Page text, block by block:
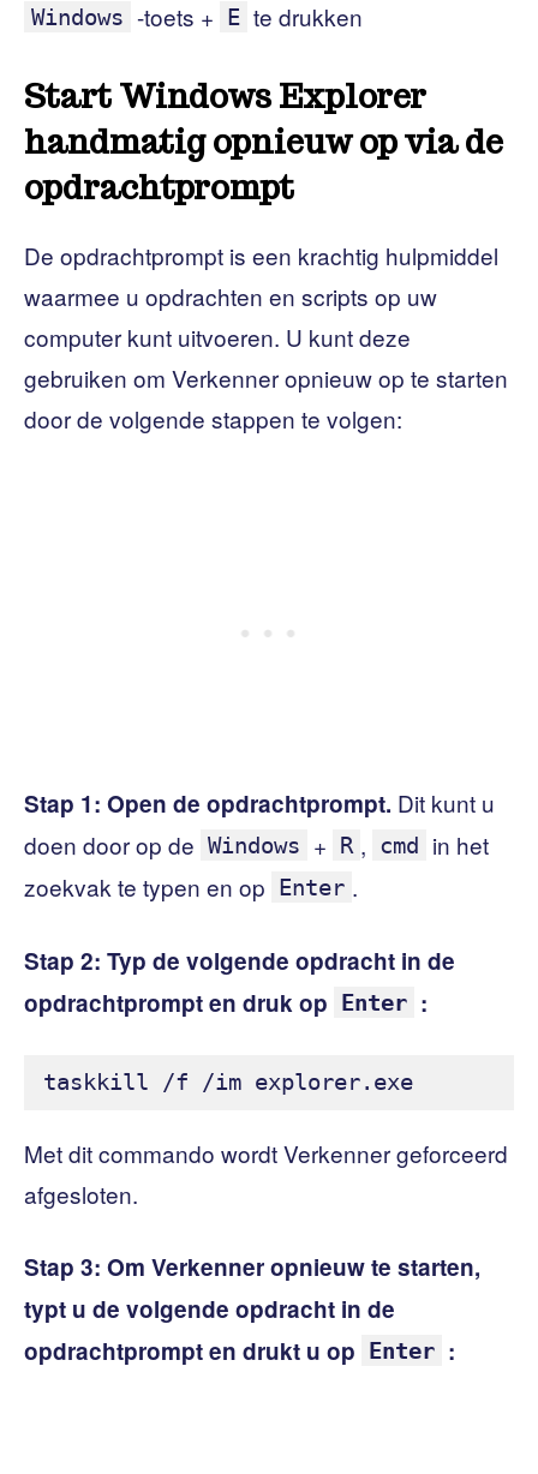
Windows -toets + E te drukken
Start Windows Explorer
handmatig opnieuw op via de
opdrachtprompt
De opdrachtprompt is een krachtig hulpmiddel
waarmee u opdrachten en scripts op uw
computer kunt uitvoeren. U kunt deze
gebruiken om Verkenner opnieuw op te starten
door de volgende stappen te volgen:
Stap 1: Open de opdrachtprompt. Dit kunt u
doen door op de Windows + R , cmd in het
zoekvak te typen en op Enter .
Stap 2: Typ de volgende opdracht in de
opdrachtprompt en druk op Enter :
Met dit commando wordt Verkenner geforceerd
afgesloten.
Stap 3: Om Verkenner opnieuw te starten,
typt u de volgende opdracht in de
opdrachtprompt en drukt u op Enter :